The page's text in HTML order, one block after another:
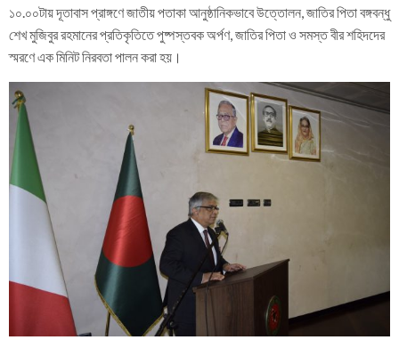
১০.০০টায় দূতাবাস প্রাঙ্গণে জাতীয় পতাকা আনুষ্ঠানিকভাবে উত্তোলন, জাতির পিতা বঙ্গবন্ধু
শেখ মুজিবুর রহমানের প্রতিকৃতিতে পুষ্পস্তবক অর্পণ, জাতির পিতা ও সমস্ত বীর শহিদদের
স্মরণে এক মিনিট নিরবতা পালন করা হয়।